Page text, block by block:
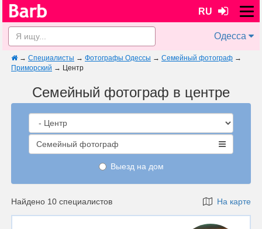
RU
Одесса
→ Специалисты → Фотографы Одессы → Семейный фотограф →
Приморский → Центр
Семейный фотограф в центре
Семейный фотограф
Выезд на дом
Найдено 10 специалистов На карте